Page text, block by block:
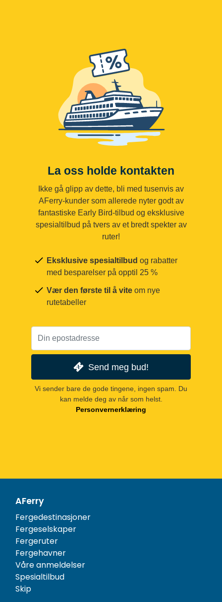
La oss holde kontakten
Ikke gå glipp av dette, bli med tusenvis av
AFerry-kunder som allerede nyter godt av
fantastiske Early Bird-tilbud og eksklusive
spesialtilbud på tvers av et bredt spekter av
ruter!
Eksklusive spesialtilbud og rabatter
med besparelser på opptil 25 %
Vær den første til å vite om nye
rutetabeller
Send meg bud!
Vi sender bare de gode tingene, ingen spam. Du
kan melde deg av når som helst.
Personvernerklæring
AFerry
Fergedestinasjoner
Fergeselskaper
Fergeruter
Fergehavner
Våre anmeldelser
Spesialtilbud
Skip